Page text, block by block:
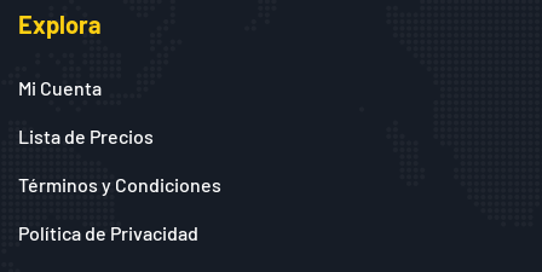
Explora
Mi Cuenta
Lista de Precios
Términos y Condiciones
Política de Privacidad